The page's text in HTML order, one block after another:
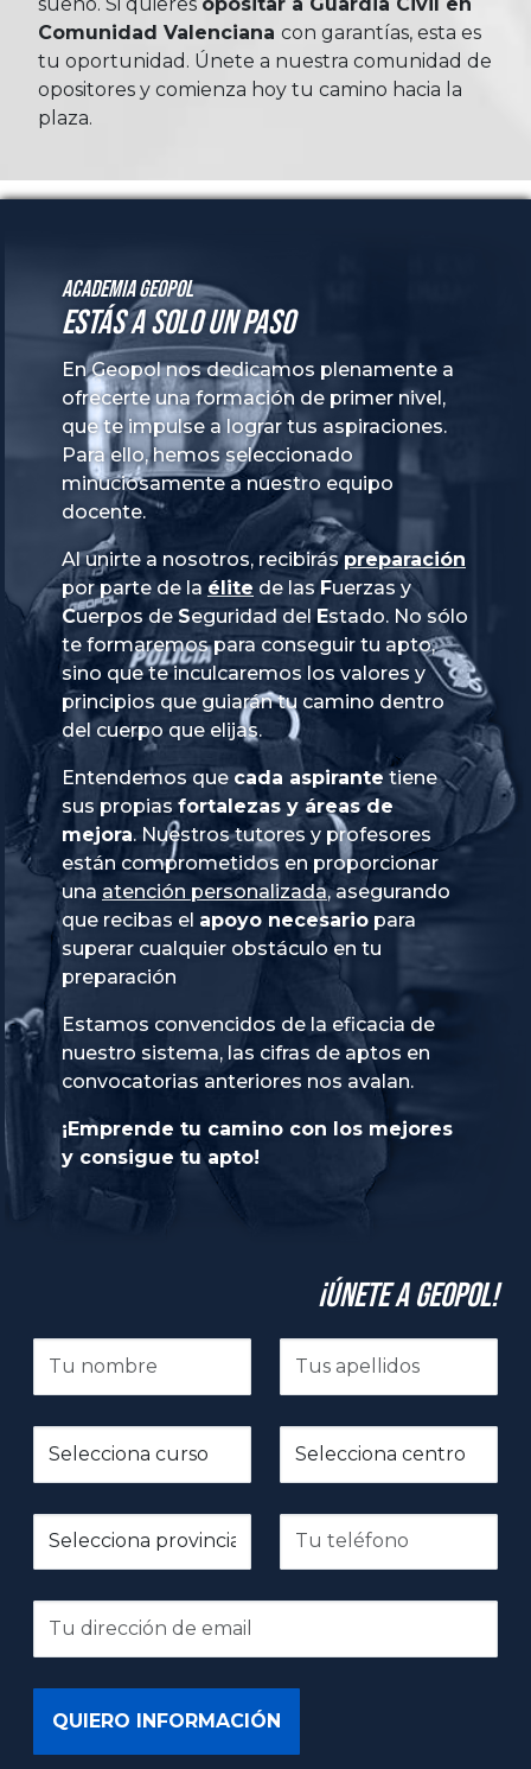
sueño. Si quieres opositar a Guardia Civil en
Comunidad Valenciana con garantías, esta es
tu oportunidad. Únete a nuestra comunidad de
opositores y comienza hoy tu camino hacia la
plaza.
Academia GeoPol
Estás a solo un paso
En Geopol nos dedicamos plenamente a
ofrecerte una formación de primer nivel,
que te impulse a lograr tus aspiraciones.
Para ello, hemos seleccionado
minuciosamente a nuestro equipo
docente.
Al unirte a nosotros, recibiráspreparación
por parte de la élite de las Fuerzas y
Cuerpos de Seguridad del Estado. No sólo
te formaremos para conseguir tu apto,
sino que te inculcaremos los valores y
principios que guiarán tu camino dentro
del cuerpo que elijas.
Entendemos que cada aspirante tiene
sus propias fortalezas y áreas de
mejora. Nuestros tutores y profesores
están comprometidos en proporcionar
una atención personalizada, asegurando
que recibas el apoyo necesario para
superar cualquier obstáculo en tu
preparación
Estamos convencidos de la eficacia de
nuestro sistema, las cifras de aptos en
convocatorias anteriores nos avalan.
¡Emprende tu camino con los mejores
y consigue tu apto!
¡Únete a GeoPol!